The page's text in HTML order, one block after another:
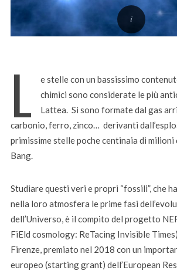
L
e stelle con un bassissimo
chimici sono considerate le più
Lattea. Si sono formate dal gas
carbonio, ferro, zinco… derivanti
primissime stelle poche centinaia di milioni
Bang.
Studiare questi veri e propri “fossili”, che
nella loro atmosfera le prime fasi
dell’Universo, è il compito del progetto
FiEld cosmology: ReTacing Invisible
Firenze, premiato nel 2018 con un
europeo (starting grant) dell’European